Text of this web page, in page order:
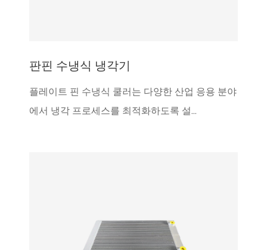
판핀 수냉식 냉각기
플레이트 핀 수냉식 쿨러는 다양한 산업 응용 분야
에서 냉각 프로세스를 최적화하도록 설...